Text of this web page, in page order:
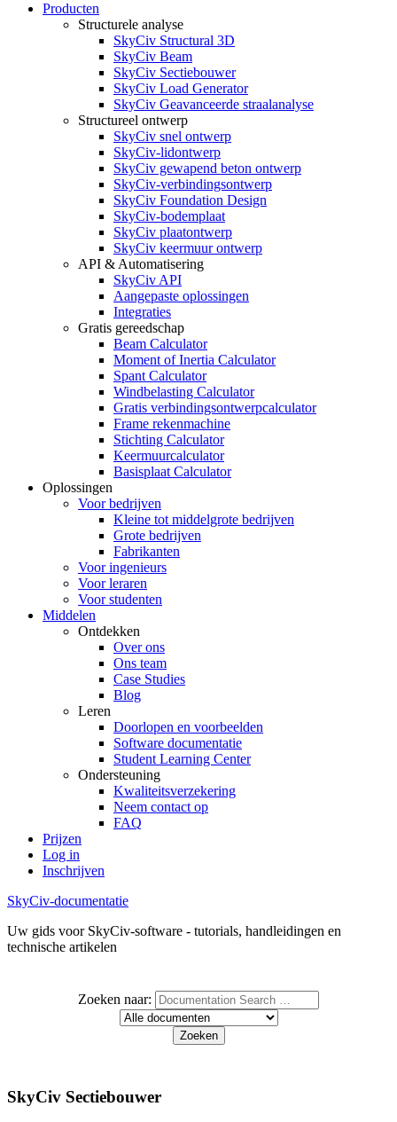
Producten
Structurele analyse
SkyCiv Structural 3D
SkyCiv Beam
SkyCiv Sectiebouwer
SkyCiv Load Generator
SkyCiv Geavanceerde straalanalyse
Structureel ontwerp
SkyCiv snel ontwerp
SkyCiv-lidontwerp
SkyCiv gewapend beton ontwerp
SkyCiv-verbindingsontwerp
SkyCiv Foundation Design
SkyCiv-bodemplaat
SkyCiv plaatontwerp
SkyCiv keermuur ontwerp
API & Automatisering
SkyCiv API
Aangepaste oplossingen
Integraties
Gratis gereedschap
Beam Calculator
Moment of Inertia Calculator
Spant Calculator
Windbelasting Calculator
Gratis verbindingsontwerpcalculator
Frame rekenmachine
Stichting Calculator
Keermuurcalculator
Basisplaat Calculator
Oplossingen
Voor bedrijven
Kleine tot middelgrote bedrijven
Grote bedrijven
Fabrikanten
Voor ingenieurs
Voor leraren
Voor studenten
Middelen
Ontdekken
Over ons
Ons team
Case Studies
Blog
Leren
Doorlopen en voorbeelden
Software documentatie
Student Learning Center
Ondersteuning
Kwaliteitsverzekering
Neem contact op
FAQ
Prijzen
Log in
Inschrijven
SkyCiv-documentatie
Uw gids voor SkyCiv-software - tutorials, handleidingen en
technische artikelen
Zoeken naar:
SkyCiv Sectiebouwer